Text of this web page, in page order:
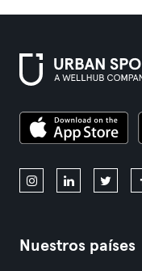
Nuestros países